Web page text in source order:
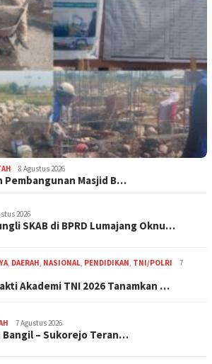
8 Agustus 2026
Pembangunan Masjid B…
2026
SKAB di BPRD Lumajang Oknu…
, DAERAH, NASIONAL, PENDIDIKAN, TNI/POLRI
7
Akademi TNI 2026 Tanamkan …
7 Agustus 2026
Bangil – Sukorejo Teran…